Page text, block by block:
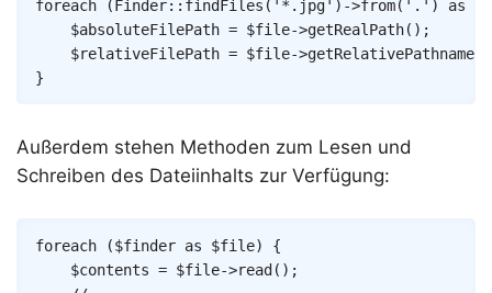
foreach (Finder:: findFiles ( '*.jpg' ) ->from( '.' ) as
$absoluteFilePath = $file->getRealPath( ) ;
$relativeFilePath = $file->getRelativePathname
}
Außerdem stehen Methoden zum Lesen und
Schreiben des Dateiinhalts zur Verfügung:
foreach ($finder as $file)
{
$contents = $file->read ( ) ;